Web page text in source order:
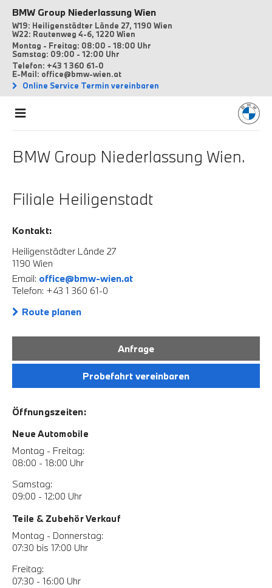
BMW Group Niederlassung Wien
W19: Heiligenstädter Lände 27, 1190 Wien
W22: Rautenweg 4-6, 1220 Wien
Montag - Freitag: 08:00 - 18:00 Uhr
Samstag: 09:00 - 12:00 Uhr
Telefon: +43 1 360 61-0
E-Mail: office@bmw-wien.at
Online Service Termin vereinbaren
BMW Group Niederlassung Wien.
Filiale Heiligenstadt
Kontakt:
Heiligenstädter Lände 27
1190 Wien
Email: office@bmw-wien.at
Telefon: +43 1 360 61-0
Route planen
Anfrage
Probefahrt vereinbaren
Öffnungszeiten:
Neue Automobile
Montag - Freitag:
08:00 - 18:00 Uhr
Samstag:
09:00 - 12:00 Uhr
Teile & Zubehör Verkauf
Montag - Donnerstag:
07:30 bis 17:00 Uhr
Freitag:
07:30 - 16:00 Uhr